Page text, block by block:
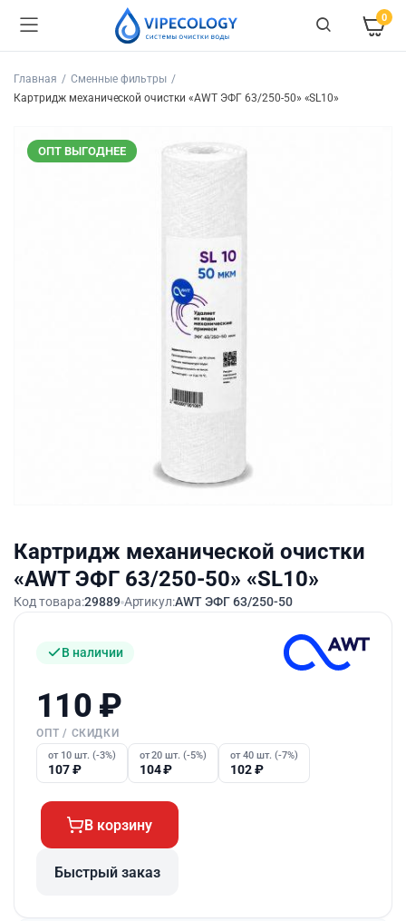
0
Главная
Сменные фильтры
Картридж механической очистки «AWT ЭФГ 63/250-50» «SL10»
ОПТ ВЫГОДНЕЕ
Картридж механической очистки
«AWT ЭФГ 63/250-50» «SL10»
Код товара:29889 Артикул:AWT ЭФГ 63/250-50
В наличии
110 ₽
ОПТ / СКИДКИ
от 10 шт. (-3%)
107₽
от 20 шт. (-5%)
104₽
от 40 шт. (-7%)
102₽
В корзину
Быстрый заказ